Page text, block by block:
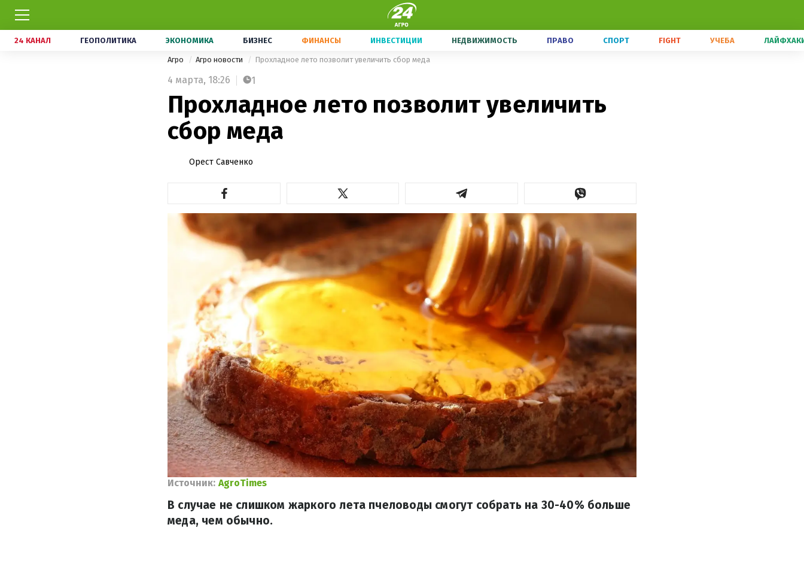
24 КАНАЛ ГЕОПОЛИТИКА ЭКОНОМИКА БИЗНЕС ФИНАНСЫ ИНВЕСТИЦИИ НЕДВИЖИМОСТЬ ПРАВО СПОРТ FIGHT УЧЕБА
Агро Агро новости Прохладное лето позволит увеличить сбор меда
4 марта, 18:26 1
Прохладное лето позволит увеличить
сбор меда
Орест Савченко
Источник: AgroTimes
В случае не слишком жаркого лета пчеловоды смогут собрать на 30-40% больше
меда, чем обычно.